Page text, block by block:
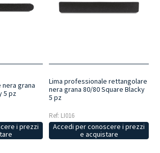
grana
5 pz
i prezzi
Lima professionale rettangolare
nera grana 80/80 Square Blacky
5 pz
Ref: LI016
Accedi per conoscere i prezzi
e acquistare